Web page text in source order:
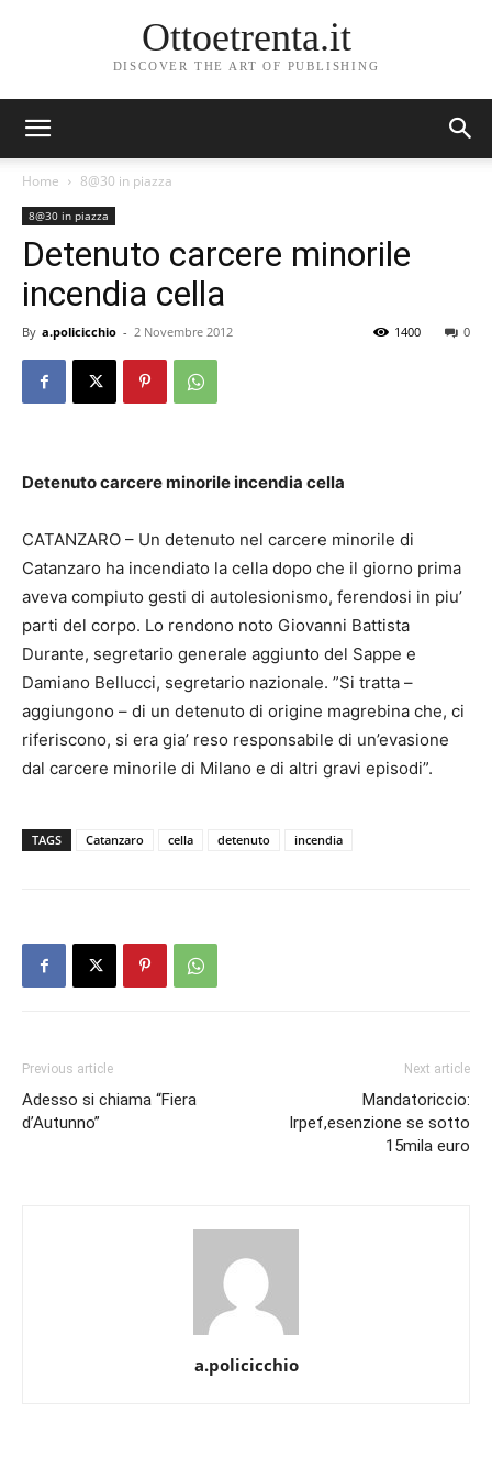
Ottoetrenta.it
DISCOVER THE ART OF PUBLISHING
Home 8@30 in piazza
8@30 in piazza
Detenuto carcere minorile
incendia cella
By a.policicchio - 2 Novembre 2012 0
1400
Detenuto carcere minorile incendia cella
CATANZARO – Un detenuto nel carcere minorile di
Catanzaro ha incendiato la cella dopo che il giorno prima
aveva compiuto gesti di autolesionismo, ferendosi in piu’
parti del corpo. Lo rendono noto Giovanni Battista
Durante, segretario generale aggiunto del Sappe e
Damiano Bellucci, segretario nazionale. ”Si tratta –
aggiungono – di un detenuto di origine magrebina che, ci
riferiscono, si era gia’ reso responsabile di un’evasione
dal carcere minorile di Milano e di altri gravi episodi”.
TAGS Catanzaro cella detenuto incendia
Previous article
Adesso si chiama “Fiera
d’Autunno”
Next article
Mandatoriccio:
Irpef,esenzione se sotto
15mila euro
a.policicchio